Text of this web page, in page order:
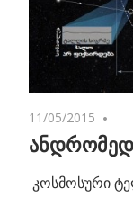
11/05/2015
კოსმოსური